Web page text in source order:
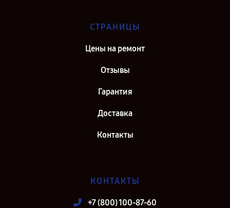
СТРАНИЦЫ
Цены на ремонт
Отзывы
Гарантия
Доставка
Контакты
КОНТАКТЫ
+7 (800) 100-87-60